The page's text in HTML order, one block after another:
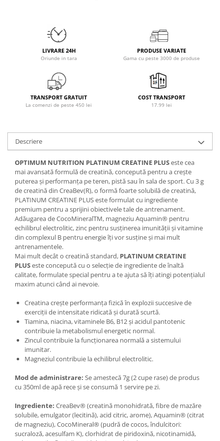
Power System
Puritan`s Pride
Raw Nutrition
Rich Piana 5% Nutrition
RIPT
Scitec
Scivation
Skill Nutrition
Smart Shake
Swanson
Under Armour
Universal
Vitargo
Weider
Zenana
LIVRARE 24H
Oriunde in tara
PRODUSE VARIATE
Gama cu peste 3000 de produse
TRANSPORT GRATUIT
La comenzi de peste 450 lei
COST TRANSPORT
17.99 lei
Descriere
OPTIMUM NUTRITION PLATINUM CREATINE PLUSeste cea
mai avansată formulă de creatină, concepută pentru a crește
puterea și performanța pe teren, pistă sau în sala de sport. Cu 3 g
de creatină din CreaBev(R), o formă foarte solubilă de creatină,
PLATINUM CREATINE PLUS este formulat cu ingrediente
premium pentru a sprijini obiectivele tale de antrenament.
Adăugarea de CocoMineralTM, magneziu Aquamin® pentru
echilibrul electrolitic, zinc pentru susținerea imunității și vitamine
din complexul B pentru energie îți vor susține și mai mult
antrenamentele.
Mai mult decât o creatină standard, PLATINUM CREATINE
PLUSeste concepută cu o selecție de ingrediente de înaltă
calitate, formulate special pentru a te ajuta să îți atingi potențialul
maxim atunci când ai nevoie.
Creatina crește performanța fizică în explozii succesive de
exerciții de intensitate ridicată și durată scurtă.
Tiamina, niacina, vitaminele B6, B12 și acidul pantotenic
contribuie la metabolismul energetic normal.
Zincul contribuie la funcționarea normală a sistemului
imunitar.
Magneziul contribuie la echilibrul electrolitic.
Mod de administrare: Se amestecă 7g (2 cupe rase) de produs
cu 350ml de apă rece și se consumă 1 servire pe zi.
Ingrediente: CreaBev® (creatină monohidrată, fibre de mazăre
solubile, emulgator (lecitină), acid citric, arome), Aquamin® (citrat
de magneziu), CocoMineral® (pudră de cocos, îndulcitori:
sucraloză, acesulfam K), clorhidrat de piridoxină, nicotinamidă,